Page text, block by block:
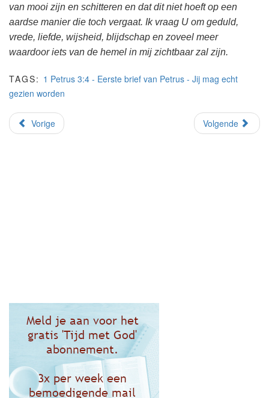
van mooi zijn en schitteren en dat dit niet hoeft op een
aardse manier die toch vergaat. Ik vraag U om geduld,
vrede, liefde, wijsheid, blijdschap en zoveel meer
waardoor iets van de hemel in mij zichtbaar zal zijn.
TAGS: 1 Petrus 3:4 - Eerste brief van Petrus - Jij mag echt
gezien worden
Vorige Volgende